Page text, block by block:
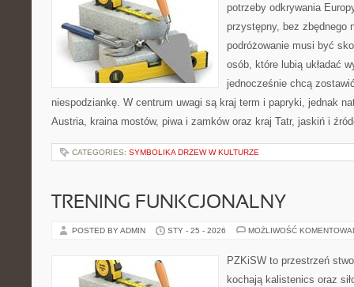
potrzeby odkrywania
przystępny, bez zbędnego
podróżowanie musi być
osób, które lubią układać
jednocześnie chcą
niespodziankę. W centrum uwagi są kraj term i papryki, jednak
Austria, kraina mostów, piwa i zamków oraz kraj Tatr, jaskiń i
CATEGORIES: SYMBOLIKA DRZEW W KULTURZE
TRENING FUNKCJONALNY
POSTED BY ADMIN STY - 25 - 2026 MOŻLIWOŚĆ
PZKiSW to przestrzeń
kochają kalistenics oraz